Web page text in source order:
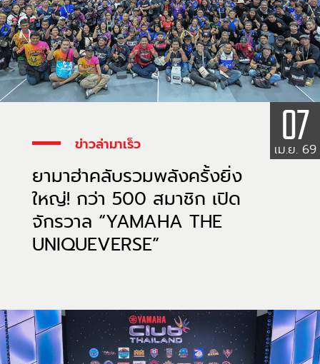
ข่าวล่ามาเร็ว
ยามาฮ่าคลับรวมพลังครั้งยิ่ง
ใหญ่! กว่า 500 สมาชิก เปิด
จักรวาล “YAMAHA THE
UNIQUEVERSE”
07
เม.ย. 69